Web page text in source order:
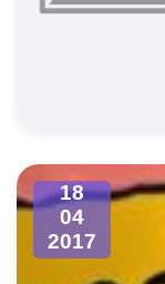
18
04
2017